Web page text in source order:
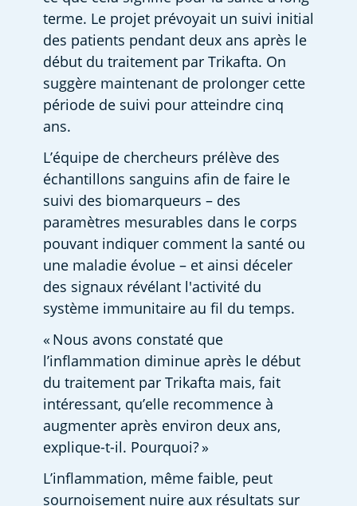
terme. Le projet prévoyait un suivi initial
des patients pendant deux ans après le
début du traitement par Trikafta. On
suggère maintenant de prolonger cette
période de suivi pour atteindre cinq
ans.
L’équipe de chercheurs prélève des
échantillons sanguins afin de faire le
suivi des biomarqueurs – des
paramètres mesurables dans le corps
pouvant indiquer comment la santé ou
une maladie évolue – et ainsi déceler
des signaux révélant l'activité du
système immunitaire au fil du temps.
« Nous avons constaté que
l’inflammation diminue après le début
du traitement par Trikafta mais, fait
intéressant, qu’elle recommence à
augmenter après environ deux ans,
explique-t-il. Pourquoi? »
L’inflammation, même faible, peut
sournoisement nuire aux résultats sur